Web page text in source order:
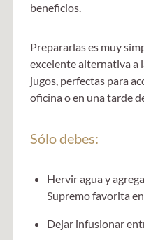
beneficios.
Prepararlas es muy
excelente alternativa a
jugos, perfectas para
oficina o en una tarde
Sólo debes:
Hervir agua y
Supremo favorita
Dejar infusionar